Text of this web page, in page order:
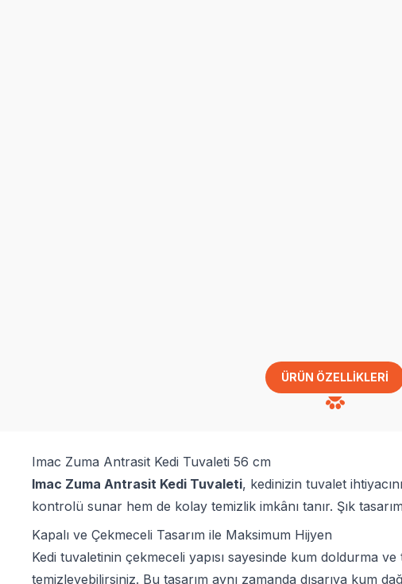
ÜRÜN ÖZELLIKLERI
Imac Zuma Antrasit Kedi Tuvaleti 56 cm
Imac Zuma Antrasit Kedi Tuvaleti, kedinizin tuvalet
kontrolü sunar hem de kolay temizlik imkânı tanır. Şık
Kapalı ve Çekmeceli Tasarım ile Maksimum Hijyen
Kedi tuvaletinin çekmeceli yapısı sayesinde kum doldurma
temizleyebilirsiniz. Bu tasarım aynı zamanda dışarıya kum